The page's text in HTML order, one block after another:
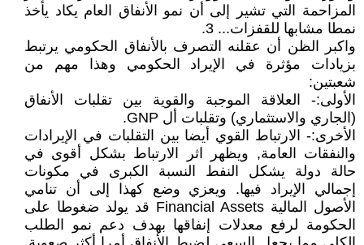
المزاحمة التي تشير إلى أن نمو الأنفاق العام يكاد يأخذ
نمطا مشابها للقفزات... 3.
واكبر الظن أن عقلنه التصرف بالأنفاق الحكومي يرتبط
بزيادات مؤثرة في الإيراد الحكومي وهذا مهم من
شعبتين:
الأولى:- العلاقة الموجبة والقوية بين تقلبات الأنفاق
(الجاري والاستثماري) وتقلبات أل GNP.
الأخرى:- الارتباط القوي أيضا بين التقلبات في الإيرادات
والنفقات العامة, ويظهر اثر الارتباط بشكل أقوى في
حالة دولة يشكل النفط النسبة الكبرى في مكونات
إجمالي الإيراد فيها. ويعزي وضع كهذا إلى أن تنامي
الأصول المالية Financial Assets قد يولد ضغوطا على
الحكومة لرفع معدلات إنفاقها بهدف دعم نمو الطلب